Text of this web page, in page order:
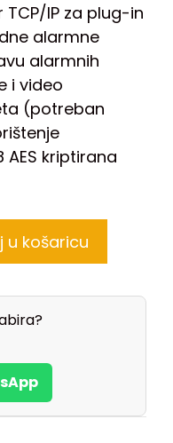
TCP/IP za plug-in
alarmne
alarmnih
i video
(potreban
AES kriptirana
u košaricu